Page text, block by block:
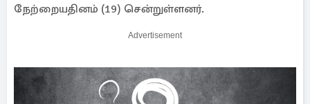
நேற்றையதினம் (19) சென்றுள்ளனர்.
Advertisement